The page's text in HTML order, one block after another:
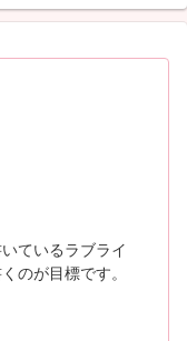
ているラブライ
のが目標です。